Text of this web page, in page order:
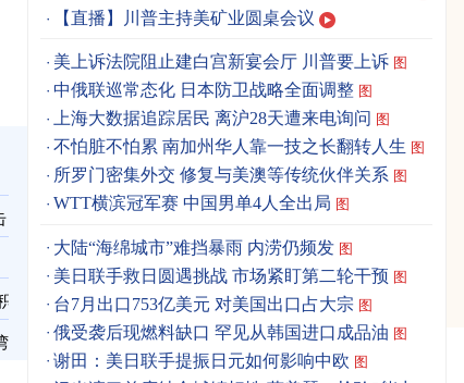
【直播】川普主持美矿业圆桌会议
美上诉法院阻止建白宫新宴会厅 川普要上诉 图
中俄联巡常态化 日本防卫战略全面调整 图
上海大数据追踪居民 离沪28天遭来电询问 图
不怕脏不怕累 南加州华人靠一技之长翻转人生 图
所罗门密集外交 修复与美澳等传统伙伴关系 图
WTT横滨冠军赛 中国男单4人全出局 图
大陆“海绵城市”难挡暴雨 内涝仍频发 图
美日联手救日圆遇挑战 市场紧盯第二轮干预 图
台7月出口753亿美元 对美国出口占大宗 图
俄受袭后现燃料缺口 罕见从韩国进口成品油 图
谢田：美日联手提振日元如何影响中欧 图